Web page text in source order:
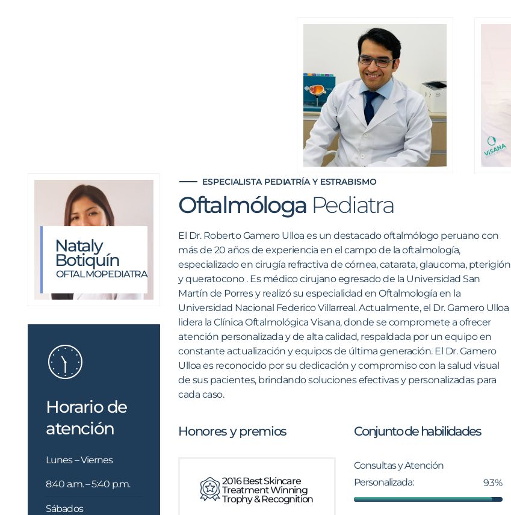
Giancarlo Lacio
OFTALMÓLOGO
CIRUJANO
ESPECIALISTA EN
CATARATA
Nataly
Botiquín
OFTALMOPEDIATRA
Horario de
atención
Lunes – Viernes
8:40 a.m. – 5:40 p.m.
Sábados
ESPECIALISTA PEDIATRÍA Y ESTRABISMO
Oftalmóloga Pediatra
El Dr. Roberto Gamero Ulloa es un destacado oftalmólogo peruano con
más de 20 años de experiencia en el campo de la oftalmología,
especializado en cirugía refractiva de córnea, catarata, glaucoma, pterigión
y queratocono . Es médico cirujano egresado de la Universidad San
Martín de Porres y realizó su especialidad en Oftalmología en la
Universidad Nacional Federico Villarreal.​ Actualmente, el Dr. Gamero Ulloa
lidera la Clínica Oftalmológica Visana, donde se compromete a ofrecer
atención personalizada y de alta calidad, respaldada por un equipo en
constante actualización y equipos de última generación. El Dr. Gamero
Ulloa es reconocido por su dedicación y compromiso con la salud visual
de sus pacientes, brindando soluciones efectivas y personalizadas para
cada caso.​
Honores y premios
2016 Best Skincare
Treatment Winning
Trophy & Recognition
Conjunto de habilidades
Consultas y Atención
Personalizada:
93%